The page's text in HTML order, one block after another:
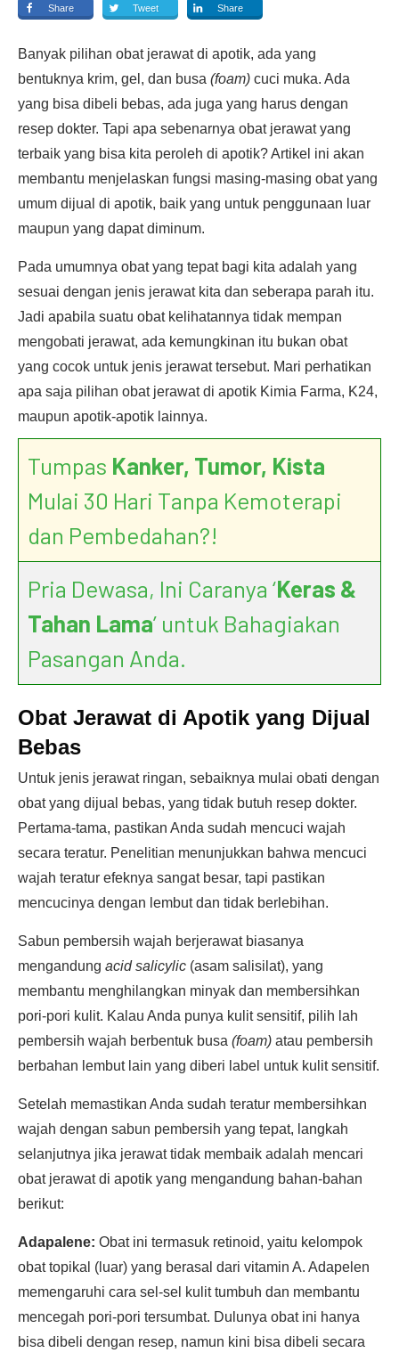
Share Tweet Share
Banyak pilihan obat jerawat di apotik, ada yang
bentuknya krim, gel, dan busa (foam) cuci muka. Ada
yang bisa dibeli bebas, ada juga yang harus dengan
resep dokter. Tapi apa sebenarnya obat jerawat yang
terbaik yang bisa kita peroleh di apotik? Artikel ini akan
membantu menjelaskan fungsi masing-masing obat yang
umum dijual di apotik, baik yang untuk penggunaan luar
maupun yang dapat diminum.
Pada umumnya obat yang tepat bagi kita adalah yang
sesuai dengan jenis jerawat kita dan seberapa parah itu.
Jadi apabila suatu obat kelihatannya tidak mempan
mengobati jerawat, ada kemungkinan itu bukan obat
yang cocok untuk jenis jerawat tersebut. Mari perhatikan
apa saja pilihan obat jerawat di apotik Kimia Farma, K24,
maupun apotik-apotik lainnya.
Tumpas Kanker, Tumor, Kista
Mulai 30 Hari Tanpa Kemoterapi
dan Pembedahan?!
Pria Dewasa, Ini Caranya ‘Keras &
Tahan Lama’ untuk Bahagiakan
Pasangan Anda.
Obat Jerawat di Apotik yang Dijual
Bebas
Untuk jenis jerawat ringan, sebaiknya mulai obati dengan
obat yang dijual bebas, yang tidak butuh resep dokter.
Pertama-tama, pastikan Anda sudah mencuci wajah
secara teratur. Penelitian menunjukkan bahwa mencuci
wajah teratur efeknya sangat besar, tapi pastikan
mencucinya dengan lembut dan tidak berlebihan.
Sabun pembersih wajah berjerawat biasanya
mengandung acid salicylic (asam salisilat), yang
membantu menghilangkan minyak dan membersihkan
pori-pori kulit. Kalau Anda punya kulit sensitif, pilih lah
pembersih wajah berbentuk busa (foam) atau pembersih
berbahan lembut lain yang diberi label untuk kulit sensitif.
Setelah memastikan Anda sudah teratur membersihkan
wajah dengan sabun pembersih yang tepat, langkah
selanjutnya jika jerawat tidak membaik adalah mencari
obat jerawat di apotik yang mengandung bahan-bahan
berikut:
Adapalene: Obat ini termasuk retinoid, yaitu kelompok
obat topikal (luar) yang berasal dari vitamin A. Adapelen
memengaruhi cara sel-sel kulit tumbuh dan membantu
mencegah pori-pori tersumbat. Dulunya obat ini hanya
bisa dibeli dengan resep, namun kini bisa dibeli secara